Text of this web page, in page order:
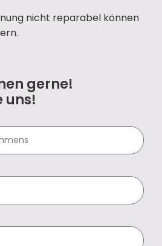
nicht reparabel können
gerne!
uns!